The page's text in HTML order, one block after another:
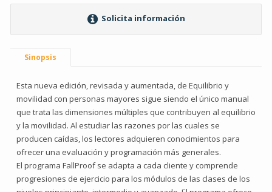
Solicita información
Sinopsis
Esta nueva edición, revisada y aumentada, de Equilibrio y
movilidad con personas mayores sigue siendo el único manual
que trata las dimensiones múltiples que contribuyen al equilibrio
y la movilidad. Al estudiar las razones por las cuales se
producen caídas, los lectores adquieren conocimientos para
ofrecer una evaluación y programación más generales.
El programa FallProof se adapta a cada cliente y comprende
progresiones de ejercicio para los módulos de las clases de los